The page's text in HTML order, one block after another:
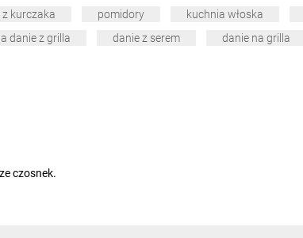
z kurczaka pomidory kuchnia włoska
danie z grilla danie z serem danie na grilla
czosnek.